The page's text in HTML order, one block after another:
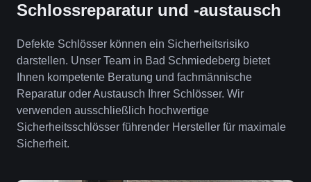
Schlossreparatur und -austausch
Defekte Schlösser können ein Sicherheitsrisiko
darstellen. Unser Team in Bad Schmiedeberg bietet
Ihnen kompetente Beratung und fachmännische
Reparatur oder Austausch Ihrer Schlösser. Wir
verwenden ausschließlich hochwertige
Sicherheitsschlösser führender Hersteller für maximale
Sicherheit.